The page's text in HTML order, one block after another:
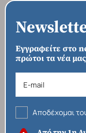
Εγγραφείτε στο
πρώτοι τα νέα
Αποδέχομαι
ΑΡΧΙΚΗ ›